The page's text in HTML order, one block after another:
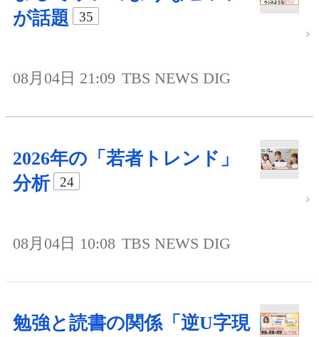
が話題
35
08月04日 21:09 TBS NEWS DIG
2026年の「若者トレンド」
分析
24
08月04日 10:08 TBS NEWS DIG
勉強と読書の関係「逆U字現